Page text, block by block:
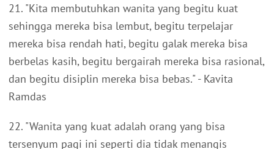
21. "Kita membutuhkan wanita yang begitu kuat
sehingga mereka bisa lembut, begitu terpelajar
mereka bisa rendah hati, begitu galak mereka bisa
berbelas kasih, begitu bergairah mereka bisa rasional,
dan begitu disiplin mereka bisa bebas." - Kavita
Ramdas
22. "Wanita yang kuat adalah orang yang bisa
tersenyum pagi ini seperti dia tidak menangis